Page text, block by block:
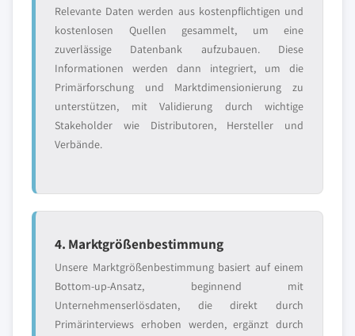
Relevante Daten werden aus kostenpflichtigen und
kostenlosen Quellen gesammelt, um eine
zuverlässige Datenbank aufzubauen. Diese
Informationen werden dann integriert, um die
Primärforschung und Marktdimensionierung zu
unterstützen, mit Validierung durch wichtige
Stakeholder wie Distributoren, Hersteller und
Verbände.
4. Marktgrößenbestimmung
Unsere Marktgrößenbestimmung basiert auf einem
Bottom-up-Ansatz, beginnend mit
Unternehmenserlösdaten, die direkt durch
Primärinterviews erhoben werden, ergänzt durch